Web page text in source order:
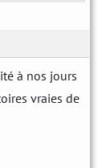
à nos jours
vraies de